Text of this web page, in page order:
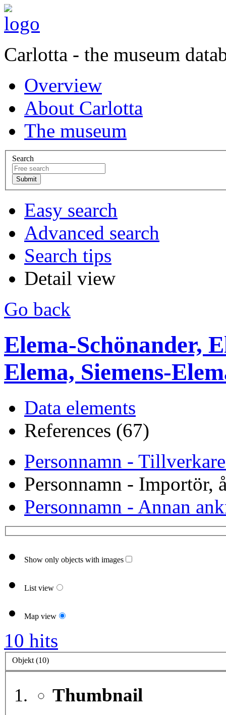
Carlotta - the museum
Overview
About Carlotta
The museum
Search
Easy search
Advanced search
Search tips
Detail view
Go back
Elema-Schönander,
Elema, Siemens-
Data elements
References (67)
Personnamn -
Personnamn - Importör,
Personnamn - Annan
Show only objects with images
List view
Map view
10 hits
Objekt (10)
Thumbnail